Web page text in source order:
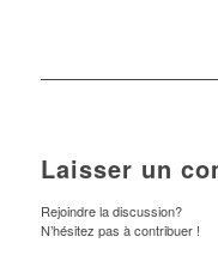
Laisser un
Rejoindre la discussion?
N’hésitez pas à contribuer !